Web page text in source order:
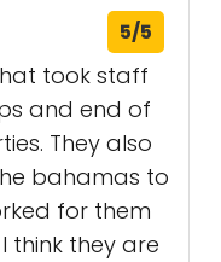
5/5
took staff
and end of
They also
bahamas to
for them
think they are